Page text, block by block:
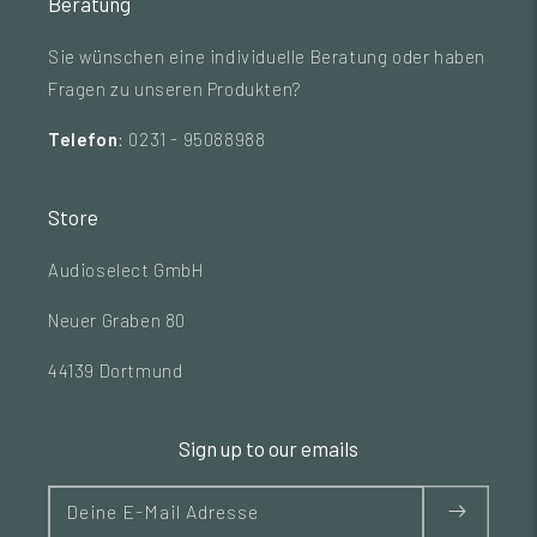
Sie wünschen eine individuelle Beratung oder haben
Fragen zu unseren Produkten?
Telefon: 0231 - 95088988
Store
Audioselect GmbH
Neuer Graben 80
44139 Dortmund
Sign up to our emails
Deine E-Mail Adresse